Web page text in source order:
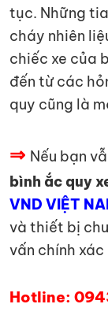
tục. Những
cháy nhiên
chiếc xe của
đến từ các
quy cũng là
⇒ Nếu bạn
bình ắc quy
VND VIỆT
và thiết bị
vấn chính xác
Hotline: